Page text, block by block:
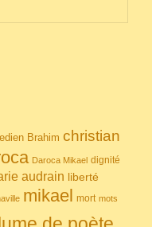
Brahim christian
Daroca Mikael dignité
audrain liberté
mikael mort mots